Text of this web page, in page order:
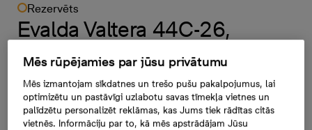
Rezervēts
Evalda Valtera 44C-26,
104 000 €, 2 -istabu
dzīvoklis, Platība
41,5 m²
Mēs rūpējamies par jūsu privātumu
Mēs izmantojam sīkdatnes un trešo pušu pakalpojumus, lai
optimizētu un pastāvīgi uzlabotu savas tīmekļa vietnes un
palīdzētu personalizēt reklāmas, kas Jums tiek rādītas citās
vietnēs. Informāciju par to, kā mēs apstrādājam Jūsu